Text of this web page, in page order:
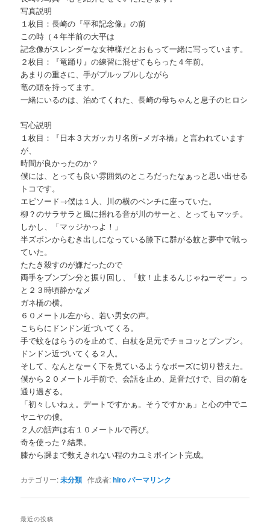
写真説明
１枚目：長崎の『平和記念像』の前
この時（４年半前の大平は
記念像がスレンダーな女神様だとおもって一緒に写っています。
２枚目：『竜踊り』の練習に混ぜてもらった４年前。
あまりの重さに、手がプルップルしながら
竜の頭を持ってます。
一緒にいるのは、泊めてくれた、長崎の母ちゃんと息子のヒロシ
写心説明
１枚目：『日本３大ガッカリ名所−メガネ橋』と言われています
が、
時間が良かったのか？
僕には、とっても良い雰囲気のところだったなぁっと思い出せる
トコです。
エピソード→僕は１人、川の横のベンチに座っていた。
柳？のサラサラと風に揺れる音が川のサーと、とってもマッチ。
しかし、「マッジかっよ！」
半ズボンからむき出しになっている膝下に群がる蚊と夢中で戦っ
ていた。
たたき殺すのが嫌だったので
両手をブンブン分と振り回し、「蚊！止まるんじゃねーぞー」っ
と２３時頃静かなメ
ガネ橋の横。
６０メートル左から、若い男女の声。
こちらにドンドン近づいてくる。
手で蚊をはらうのを止めて、白杖を足元でチョコッとブンブン。
ドンドン近づいてくる２人。
そして、なんとなーく下を見ているようなポーズに切り替えた。
僕から２０メートル手前で、会話を止め、足音だけで、目の前を
通り過ぎる。
「初々しいねぇ。デートですかぁ。そうですかぁ」と心の中でニ
ヤニヤの僕。
２人の話声は右１０メートルで再び。
奇を使った？結果。
膝から踝まで数えきれない程のカユミポイント完成。
カテゴリー:未分類 作成者:hiroパーマリンク
最近の投稿